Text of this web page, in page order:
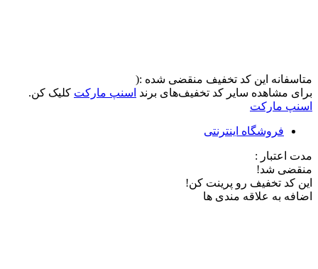
متاسفانه این کد تخفیف منقضی شده :(
برای مشاهده سایر کد تخفیف‌های برند اسنپ مارکت کلیک کن.
اسنپ مارکت
فروشگاه اینترنتی
مدت اعتبار :
منقضی شد!
این کد تخفیف رو پرینت کن!
اضافه به علاقه مندی ها